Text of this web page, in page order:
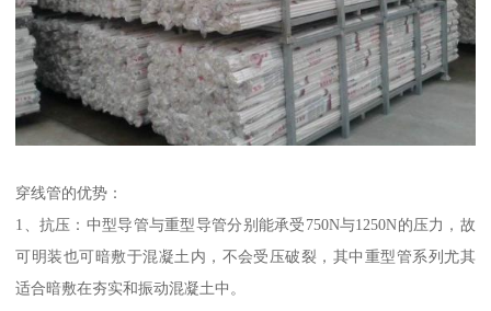
穿线管的优势：
1、抗压：中型导管与重型导管分别能承受750N与1250N的压力，故
可明装也可暗敷于混凝土内，不会受压破裂，其中重型管系列尤其
适合暗敷在夯实和振动混凝土中。